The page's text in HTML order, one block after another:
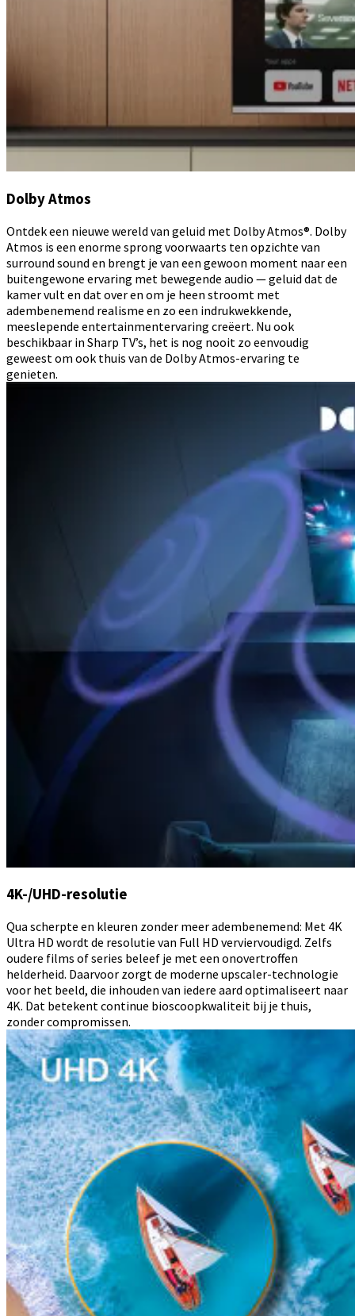
Dolby Atmos
Ontdek een nieuwe wereld van geluid met Dolby Atmos®. Dolby
Atmos is een enorme sprong voorwaarts ten opzichte van
surround sound en brengt je van een gewoon moment naar een
buitengewone ervaring met bewegende audio — geluid dat de
kamer vult en dat over en om je heen stroomt met
adembenemend realisme en zo een indrukwekkende,
meeslepende entertainmentervaring creëert. Nu ook
beschikbaar in Sharp TV’s, het is nog nooit zo eenvoudig
geweest om ook thuis van de Dolby Atmos-ervaring te
genieten.
4K-/UHD-resolutie
Qua scherpte en kleuren zonder meer adembenemend: Met 4K
Ultra HD wordt de resolutie van Full HD verviervoudigd. Zelfs
oudere films of series beleef je met een onovertroffen
helderheid. Daarvoor zorgt de moderne upscaler-technologie
voor het beeld, die inhouden van iedere aard optimaliseert naar
4K. Dat betekent continue bioscoopkwaliteit bij je thuis,
zonder compromissen.